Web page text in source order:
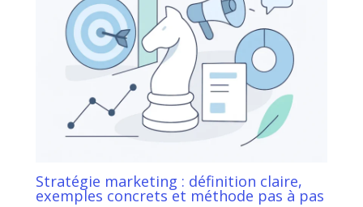
Stratégie marketing : définition claire,
exemples concrets et méthode pas à pas